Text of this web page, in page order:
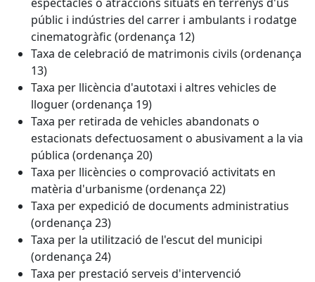
públic i indústries del carrer i ambulants i rodatge
cinematogràfic (ordenança 12)
Taxa de celebració de matrimonis civils (ordenança
13)
Taxa per llicència d'autotaxi i altres vehicles de
lloguer (ordenança 19)
Taxa per retirada de vehicles abandonats o
estacionats defectuosament o abusivament a la via
pública (ordenança 20)
Taxa per llicències o comprovació activitats en
matèria d'urbanisme (ordenança 22)
Taxa per expedició de documents administratius
(ordenança 23)
Taxa per la utilització de l'escut del municipi
(ordenança 24)
Taxa per prestació serveis d'intervenció